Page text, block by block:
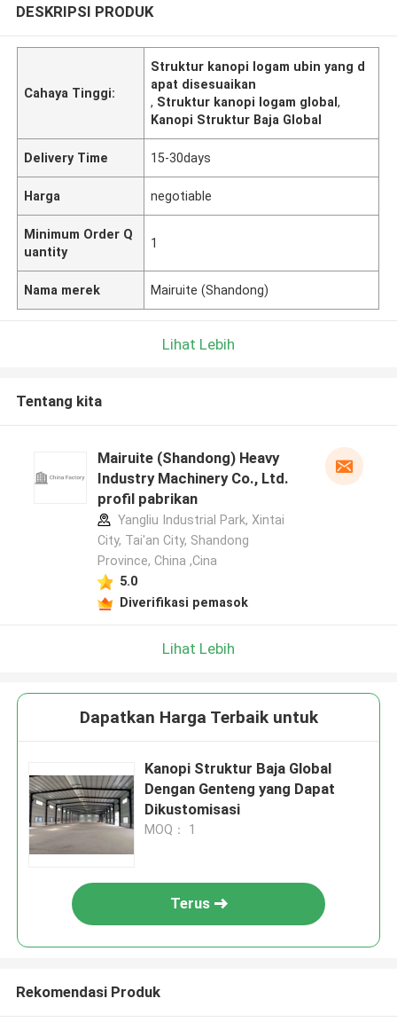
DESKRIPSI PRODUK
Cahaya Tinggi:
Struktur kanopi logam ubin yang d
apat disesuaikan
, Struktur kanopi logam global,
Kanopi Struktur Baja Global
Delivery Time 15-30days
Harga negotiable
Minimum Order Q
uantity
1
Nama merek Mairuite (Shandong)
Lihat Lebih
Tentang kita
Mairuite (Shandong) Heavy
Industry Machinery Co., Ltd.
profil pabrikan
Yangliu Industrial Park, Xintai
City, Tai'an City, Shandong
Province, China ,Cina
5.0
Diverifikasi pemasok
Lihat Lebih
Dapatkan Harga Terbaik untuk
Kanopi Struktur Baja Global
Dengan Genteng yang Dapat
Dikustomisasi
MOQ： 1
Terus
Rekomendasi Produk